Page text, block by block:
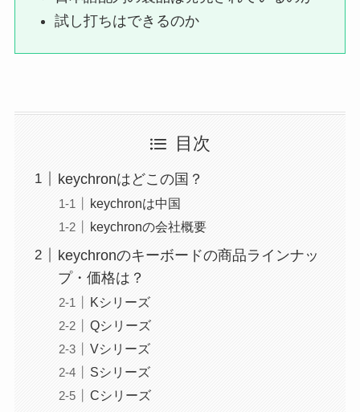
試し打ちはできるのか
目次
keychronはどこの国？
keychronは中国
keychronの会社概要
keychronのキーボードの商品ラインナッ
プ・価格は？
Kシリーズ
Qシリーズ
Vシリーズ
Sシリーズ
Cシリーズ